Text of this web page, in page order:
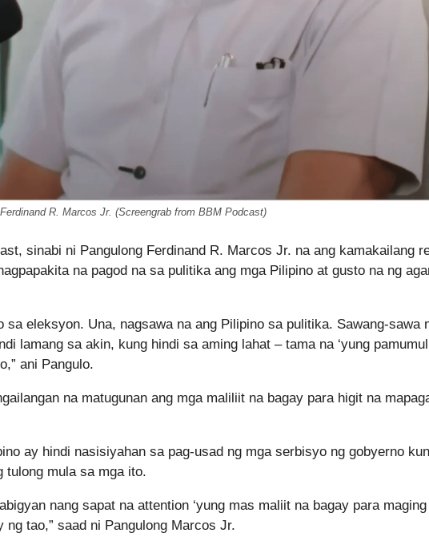
R. Marcos Jr. (Screengrab from BBM Podcast)
sinabi ni Pangulong Ferdinand R. Marcos Jr. na ang kamakailang
na pagod na sa pulitika ang mga Pilipino at gusto na ng
eleksyon. Una, nagsawa na ang Pilipino sa pulitika. Sawang-sawa
lamang sa akin, kung hindi sa aming lahat – tama na ‘yung
ani Pangulo.
na matugunan ang mga maliliit na bagay para higit na
ay hindi nasisiyahan sa pag-usad ng mga serbisyo ng gobyerno
tulong mula sa mga ito.
nang sapat na attention ‘yung mas maliit na bagay para
ng tao,” saad ni Pangulong Marcos Jr.